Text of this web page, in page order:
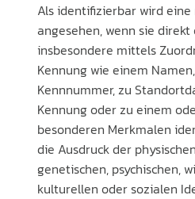
Als identifizierbar wird eine
angesehen, wenn sie
insbesondere mittels
Kennung wie einem
Kennnummer, zu
Kennung oder zu einem
besonderen Merkmalen
die Ausdruck der
genetischen, psychischen,
kulturellen oder sozialen